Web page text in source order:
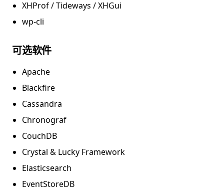
XHProf / Tideways / XHGui
wp-cli
可选软件
Apache
Blackfire
Cassandra
Chronograf
CouchDB
Crystal & Lucky Framework
Elasticsearch
EventStoreDB